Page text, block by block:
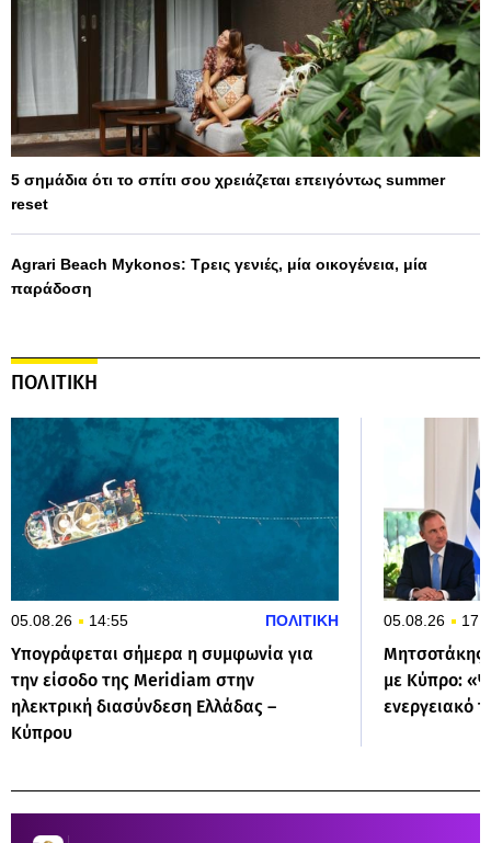
5 σημάδια ότι το σπίτι σου χρειάζεται επειγόντως summer
reset
Agrari Beach Mykonos: Τρεις γενιές, μία οικογένεια, μία
παράδοση
ΠΟΛΙΤΙΚΗ
05.08.26 14:55 ΠΟΛΙΤΙΚΗ
Υπογράφεται σήμερα η συμφωνία για
την είσοδο της Meridiam στην
ηλεκτρική διασύνδεση Ελλάδας –
Κύπρου
05.08.26
Μητσοτάκης
με Κύπρο:
ενεργειακό